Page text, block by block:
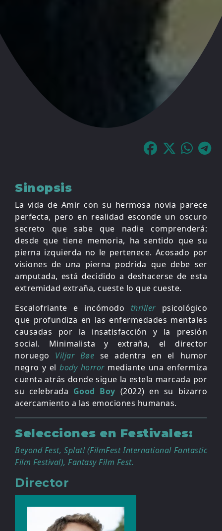
Sinopsis
La vida de Amir con su hermosa novia parece
perfecta, pero en realidad esconde un oscuro
secreto que sabe que nadie comprenderá:
desde que tiene memoria, ha sentido que su
pierna izquierda no le pertenece. Acosado por
visiones de una pierna podrida que debe ser
amputada, está decidido a deshacerse de esta
extremidad extraña, cueste lo que cueste.
Escalofriante e incómodo thrillerpsicológico
que profundiza en las enfermedades mentales
causadas por la insatisfacción y la presión
social. Minimalista y extraña, el director
noruego Viljar Bøe se adentra en el humor
negro y elbody horrormediante una enfermiza
cuenta atrás donde sigue la estela marcada por
su celebrada Good Boy (2022) en su bizarro
acercamiento a las emociones humanas.
Selecciones en Festivales:
Beyond Fest, Splat! (FilmFest International Fantastic
Film Festival), Fantasy Film Fest.
Director